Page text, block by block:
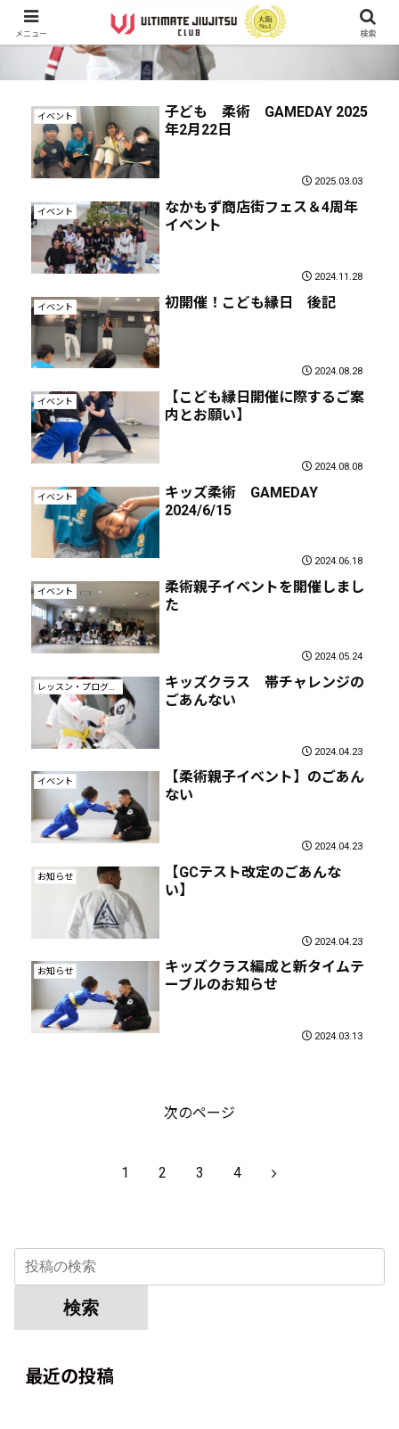
イベント
子ども 柔術 GAMEDAY 2025
年2月22日
2025.03.03
イベント
なかもず商店街フェス＆4周年
イベント
2024.11.28
イベント 初開催！こども縁日 後記
2024.08.28
イベント
【こども縁日開催に際するご案
内とお願い】
2024.08.08
イベント
キッズ柔術 GAMEDAY
2024/6/15
2024.06.18
イベント
柔術親子イベントを開催しまし
た
2024.05.24
レッスン・プログラム
キッズクラス 帯チャレンジの
ごあんない
2024.04.23
イベント
【柔術親子イベント】のごあん
ない
2024.04.23
お知らせ
【GCテスト改定のごあんな
い】
2024.04.23
お知らせ
キッズクラス編成と新タイムテ
ーブルのお知らせ
2024.03.13
次のページ
1 2 3 4
次
最近の投稿
メニュー 検索